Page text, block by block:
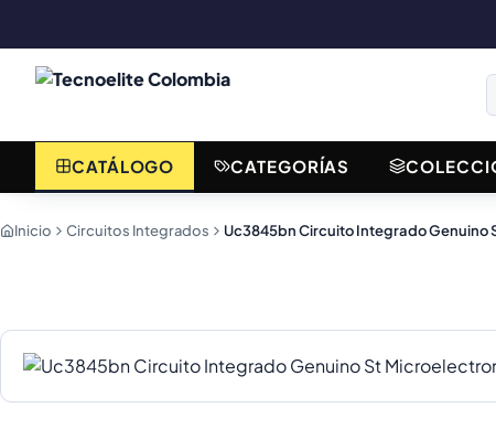
CATÁLOGO CATEGORÍAS
Inicio Circuitos Integrados Uc3845bn Circuito Integrado Genuino